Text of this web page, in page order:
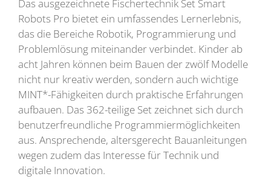
Das ausgezeichnete Fischertechnik Set Smart
Robots Pro bietet ein umfassendes Lernerlebnis,
das die Bereiche Robotik, Programmierung und
Problemlösung miteinander verbindet. Kinder ab
acht Jahren können beim Bauen der zwölf Modelle
nicht nur kreativ werden, sondern auch wichtige
MINT*-Fähigkeiten durch praktische Erfahrungen
aufbauen. Das 362-teilige Set zeichnet sich durch
benutzerfreundliche Programmiermöglichkeiten
aus. Ansprechende, altersgerecht Bauanleitungen
wegen zudem das Interesse für Technik und
digitale Innovation.